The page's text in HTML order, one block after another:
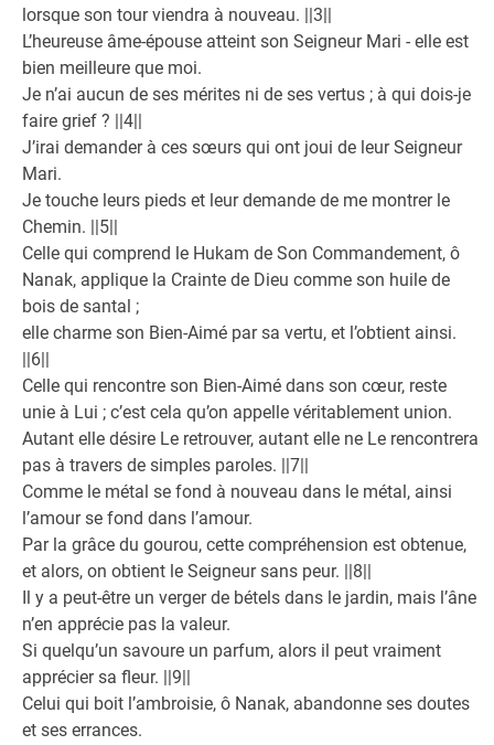
lorsque son tour viendra à nouveau. ||3||
L’heureuse âme-épouse atteint son Seigneur Mari - elle est
bien meilleure que moi.
Je n’ai aucun de ses mérites ni de ses vertus ; à qui dois-je
faire grief ? ||4||
J’irai demander à ces sœurs qui ont joui de leur Seigneur
Mari.
Je touche leurs pieds et leur demande de me montrer le
Chemin. ||5||
Celle qui comprend le Hukam de Son Commandement, ô
Nanak, applique la Crainte de Dieu comme son huile de
bois de santal ;
elle charme son Bien-Aimé par sa vertu, et l’obtient ainsi.
||6||
Celle qui rencontre son Bien-Aimé dans son cœur, reste
unie à Lui ; c’est cela qu’on appelle véritablement union.
Autant elle désire Le retrouver, autant elle ne Le rencontrera
pas à travers de simples paroles. ||7||
Comme le métal se fond à nouveau dans le métal, ainsi
l’amour se fond dans l’amour.
Par la grâce du gourou, cette compréhension est obtenue,
et alors, on obtient le Seigneur sans peur. ||8||
Il y a peut-être un verger de bétels dans le jardin, mais l’âne
n’en apprécie pas la valeur.
Si quelqu’un savoure un parfum, alors il peut vraiment
apprécier sa fleur. ||9||
Celui qui boit l’ambroisie, ô Nanak, abandonne ses doutes
et ses errances.